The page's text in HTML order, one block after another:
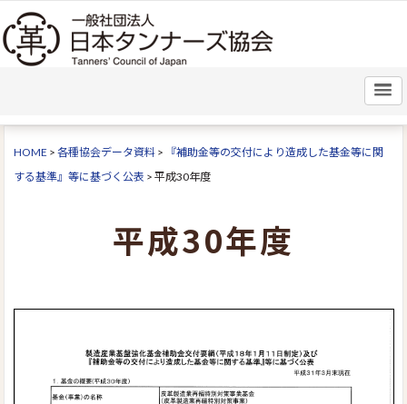
HOME >各種協会データ資料 >
『補助金等の交付により造成した基金等に関
する基準』等に基づく公表 >平成30年度
平成30年度